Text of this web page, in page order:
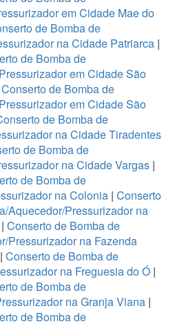
em Cidade Mae do
de Bomba de
na Cidade Patriarca|
de Bomba de
em Cidade São
Conserto de Bomba de
em Cidade São
de Bomba de
na Cidade Tiradentes
de Bomba de
na Cidade Vargas |
de Bomba de
na Colonia | Conserto
Aquecedor/Pressurizador na
| Conserto de Bomba de
Pressurizador na Fazenda
Conserto de Bomba de
na Freguesia do Ó |
de Bomba de
na Granja Viana|
de Bomba de